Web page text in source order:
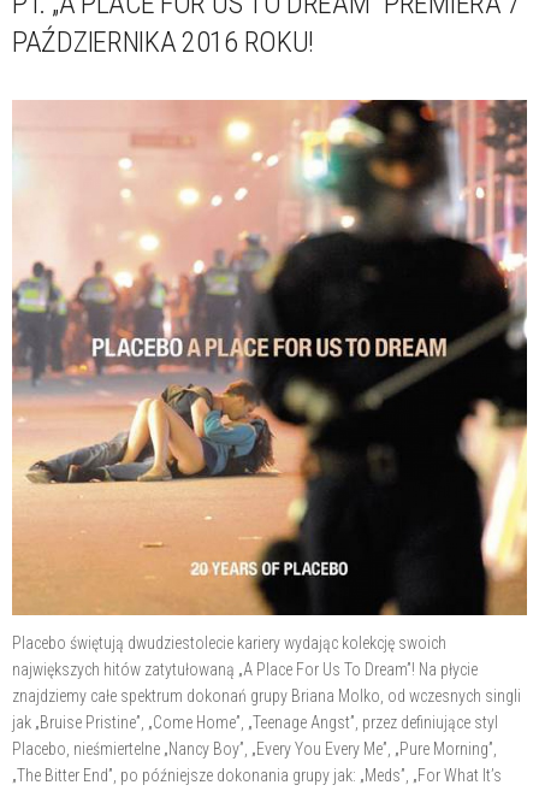
PAŹDZIERNIKA 2016 ROKU!
Placebo świętują dwudziestolecie kariery wydając kolekcję swoich
największych hitów zatytułowaną „A Place For Us To Dream”! Na płycie
znajdziemy całe spektrum dokonań grupy Briana Molko, od wczesnych singli
jak „Bruise Pristine”, „Come Home”, „Teenage Angst”, przez definiujące styl
Placebo, nieśmiertelne „Nancy Boy”, „Every You Every Me”, „Pure Morning”,
„The Bitter End”, po późniejsze dokonania grupy jak: „Meds”, „For What It’s